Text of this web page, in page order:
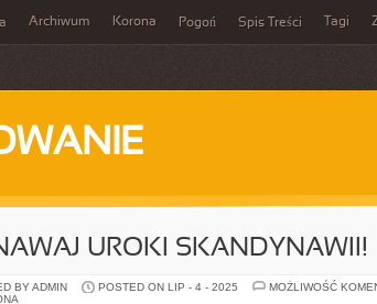
Archiwum Korona Pogoń Spis Treści Tagi
UROKI SKANDYNAWII!
BY ADMIN POSTED ON LIP - 4 - 2025 MOŻLIWOŚĆ